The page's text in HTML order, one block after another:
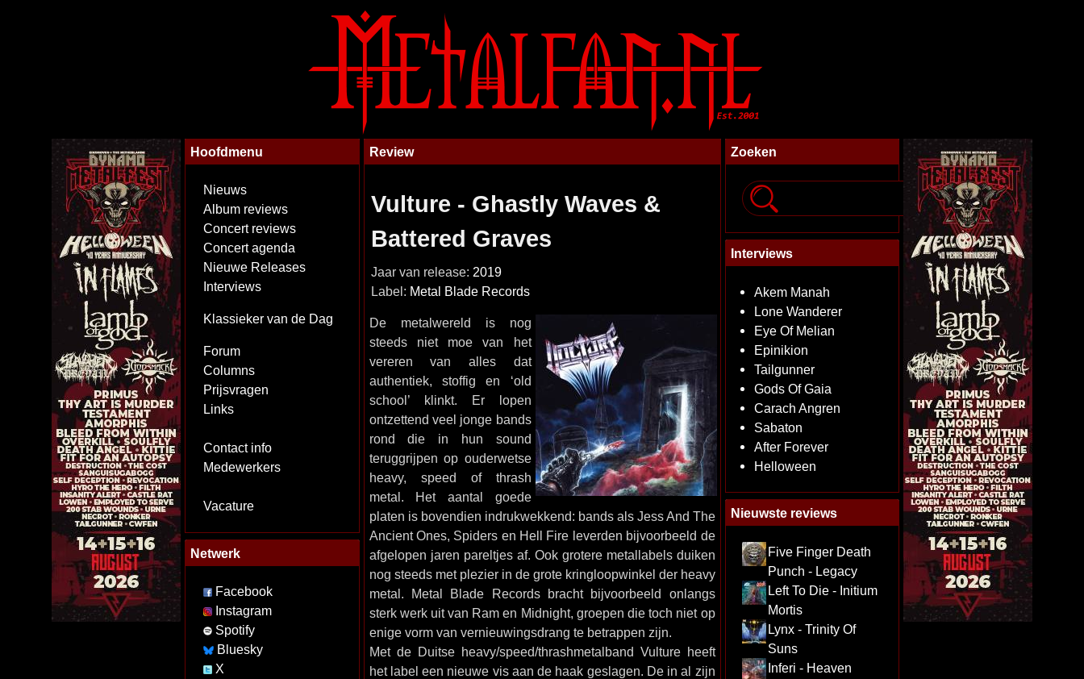
Hoofdmenu
Nieuws
Album reviews
Concert reviews
Concert agenda
Nieuwe Releases
Interviews
Klassieker van de Dag
Forum
Columns
Prijsvragen
Links
Contact info
Medewerkers
Vacature
Netwerk
Facebook
Instagram
Spotify
Bluesky
X
Review
Vulture - Ghastly Waves &
Battered Graves
Jaar van release: 2019
Label: Metal Blade Records
De metalwereld is nog
steeds niet moe van het
vereren van alles dat
authentiek, stoffig en ‘old
school’ klinkt. Er lopen
ontzettend veel jonge bands
rond die in hun sound
teruggrijpen op ouderwetse
heavy, speed of thrash
metal. Het aantal goede
platen is bovendien indrukwekkend: bands als Jess And The
Ancient Ones, Spiders en Hell Fire leverden bijvoorbeeld de
afgelopen jaren pareltjes af. Ook grotere metallabels duiken
nog steeds met plezier in de grote kringloopwinkel der heavy
metal. Metal Blade Records bracht bijvoorbeeld onlangs
sterk werk uit van Ram en Midnight, groepen die toch niet op
enige vorm van vernieuwingsdrang te betrappen zijn.
Met de Duitse heavy/speed/thrashmetalband Vulture heeft
het label een nieuwe vis aan de haak geslagen. De in al zijn
Zoeken
Interviews
Akem Manah
Lone Wanderer
Eye Of Melian
Epinikion
Tailgunner
Gods Of Gaia
Carach Angren
Sabaton
After Forever
Helloween
Nieuwste reviews
Five Finger Death
Punch - Legacy
Left To Die - Initium
Mortis
Lynx - Trinity Of
Suns
Inferi - Heaven